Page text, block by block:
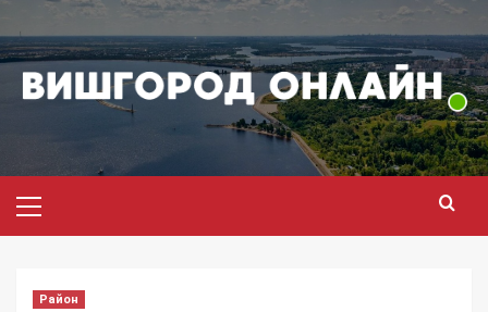
до
вмісту
меню
Район